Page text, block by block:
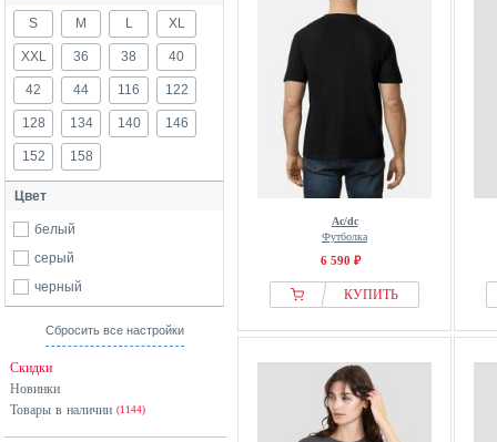
S M L XL
XXL 36 38 40
42 44 116 122
128 134 140 146
152 158
Цвет
белый
серый
черный
Сбросить все настройки
Скидки
Новинки
Товары в наличии (1144)
Ac/dc
Футболка
6 590 ₽
КУПИТЬ